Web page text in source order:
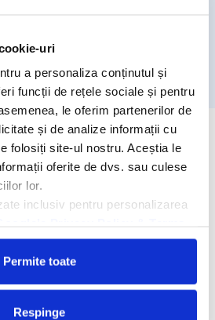
uri
a personaliza conținutul și
funcții de rețele sociale și pentru
le oferim partenerilor de
și de analize informații cu
folosiți site-ul nostru. Aceștia le
oferite de dvs. sau culese
lor.
inclusiv pentru personalizarea
Permite toate
Respinge